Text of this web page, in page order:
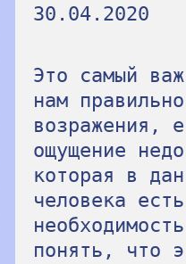
30.04.2020
Это самый
нам
возражения,
ощущение
которая в
человека
понять, что